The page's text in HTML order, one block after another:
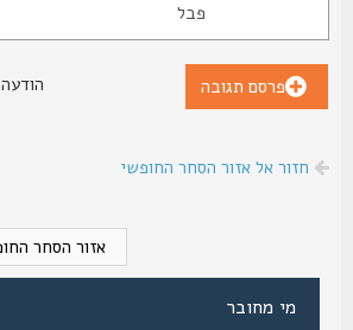
פרסם תגובה הודעה אחת
חזור אל אזור הסחר החופשי
מי מחובר